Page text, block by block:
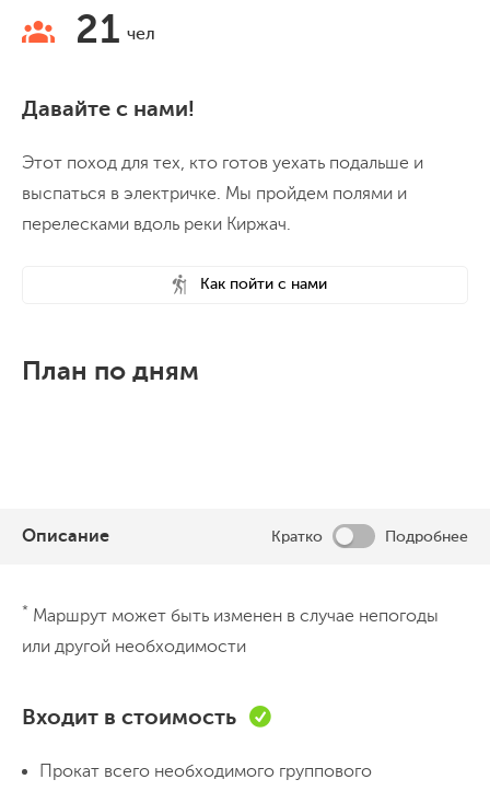
21 чел
Давайте с нами!
Этот поход для тех, кто готов уехать подальше и
выспаться в электричке. Мы пройдем полями и
перелесками вдоль реки Киржач.
Как пойти с нами
План по дням
Описание Кратко Подробнее
Отправляемся с Курского вокзала в 7:30
День 2
* Маршрут может быть изменен в случае непогоды
или другой необходимости
Входит в стоимость
Прокат всего необходимого группового